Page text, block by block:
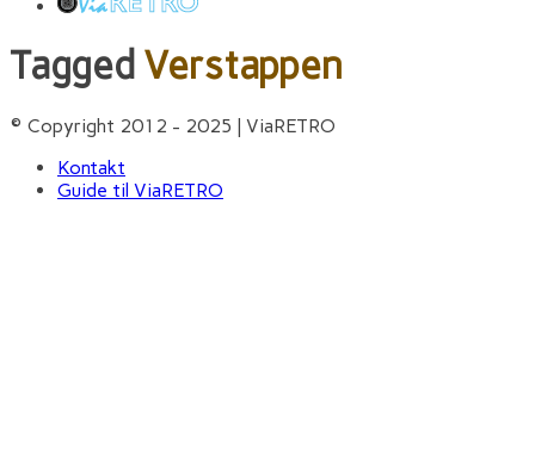
Tagged Verstappen
© Copyright 2012 - 2025 | ViaRETRO
Kontakt
Guide til ViaRETRO